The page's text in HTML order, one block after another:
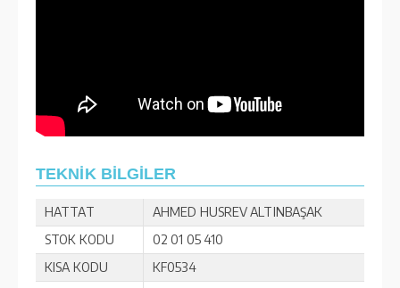
TEKNİK BİLGİLER
HATTAT
AHMED HUSREV ALTINBAŞAK
STOK KODU
02 01 05 410
KISA KODU
KF0534